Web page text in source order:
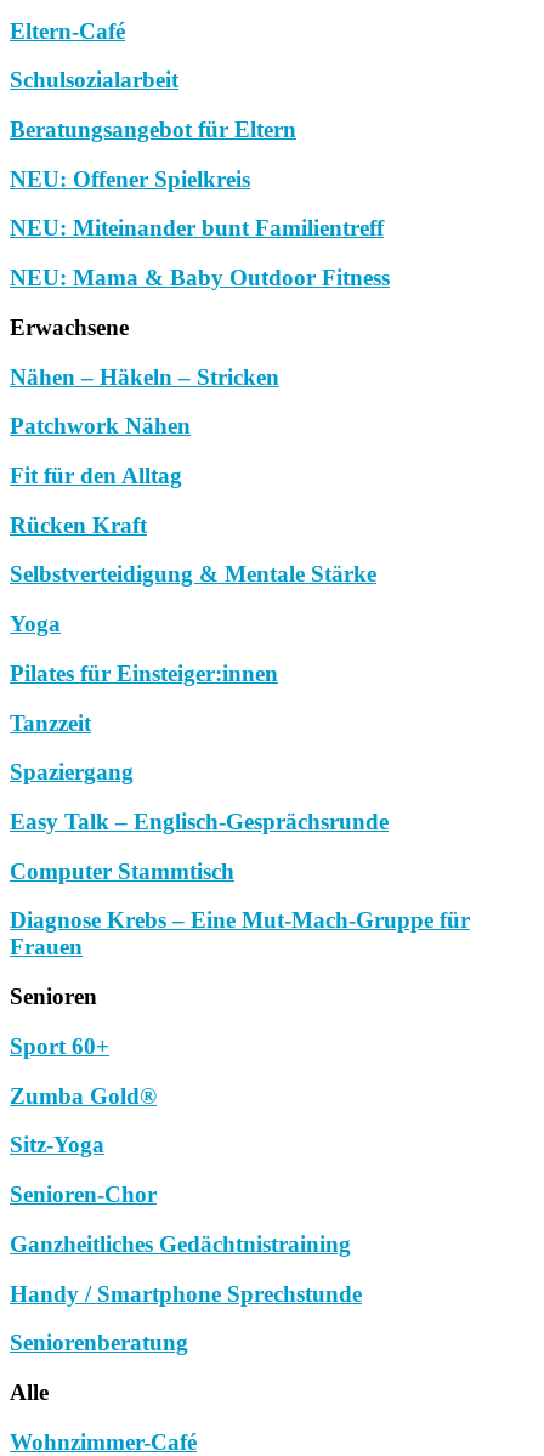
Eltern-Café
Schulsozialarbeit
Beratungsangebot für Eltern
NEU: Offener Spielkreis
NEU: Miteinander bunt Familientreff
NEU: Mama & Baby Outdoor Fitness
Erwachsene
Nähen – Häkeln – Stricken
Patchwork Nähen
Fit für den Alltag
Rücken Kraft
Selbstverteidigung & Mentale Stärke
Yoga
Pilates für Einsteiger:innen
Tanzzeit
Spaziergang
Easy Talk – Englisch-Gesprächsrunde
Computer Stammtisch
Diagnose Krebs – Eine Mut-Mach-Gruppe für
Frauen
Senioren
Sport 60+
Zumba Gold®
Sitz-Yoga
Senioren-Chor
Ganzheitliches Gedächtnistraining
Handy / Smartphone Sprechstunde
Seniorenberatung
Alle
Wohnzimmer-Café